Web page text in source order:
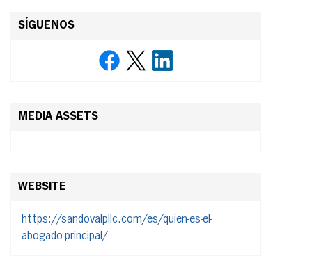
SÍGUENOS
MEDIA ASSETS
WEBSITE
https://sandovalpllc.com/es/quien-es-el-
abogado-principal/